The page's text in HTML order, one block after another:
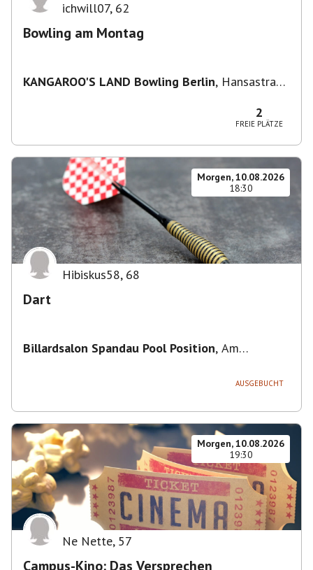
ichwill07, 62
Bowling am Montag
KANGAROO'S LAND Bowling Berlin, Hansastraße
2
FREIE PLÄTZE
Morgen, 10.08.2026
18:30
Hibiskus58, 68
Dart
Billardsalon Spandau Pool Position, Am
AUSGEBUCHT
Morgen, 10.08.2026
19:30
Ne Nette, 57
Campus-Kino: Das Versprechen